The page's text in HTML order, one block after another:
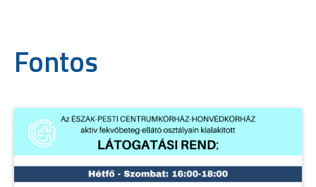
Fontos